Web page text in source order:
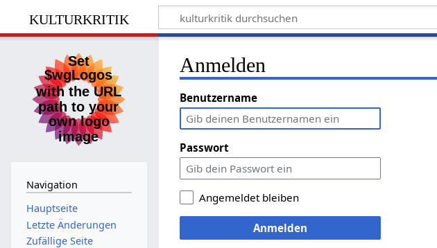
kulturkritik
Anmelden
Benutzername
Passwort
Angemeldet bleiben
Anmelden
Navigation
Hauptseite
Letzte Änderungen
Zufällige Seite